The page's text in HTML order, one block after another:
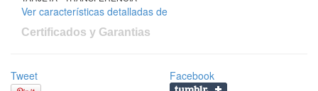
Ver características detalladas de
Certificados y Garantias
Tweet Facebook